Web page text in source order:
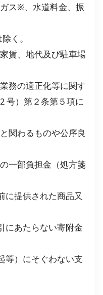
ス※、水道料金、振
く。
賃、地代及び駐車場
務の適正化等に関す
号）第２条第５項に
わるものや公序良
一部負担金（処方箋
提供された商品又
あたらない寄附金
）にそぐわない支